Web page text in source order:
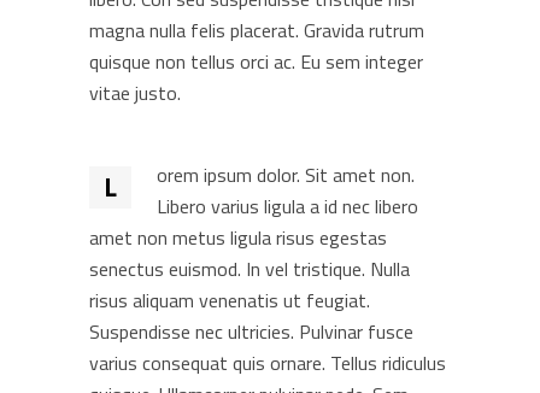
magna nulla felis placerat. Gravida rutrum
quisque non tellus orci ac. Eu sem integer
vitae justo.
L
orem ipsum dolor. Sit amet non.
Libero varius ligula a id nec libero
amet non metus ligula risus egestas
senectus euismod. In vel tristique. Nulla
risus aliquam venenatis ut feugiat.
Suspendisse nec ultricies. Pulvinar fusce
varius consequat quis ornare. Tellus ridiculus